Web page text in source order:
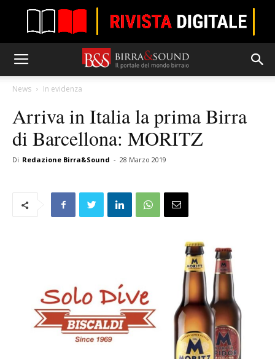
News In evidenza
Arriva in Italia la prima Birra
di Barcellona: MORITZ
Di Redazione Birra&Sound - 28 Marzo 2019